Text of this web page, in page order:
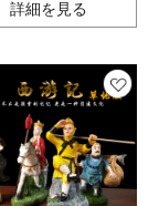
詳細を見る